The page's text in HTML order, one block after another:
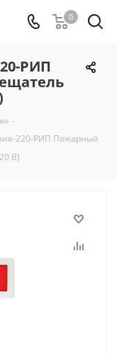
0
РИП
-
220-РИП Пожарный
В)